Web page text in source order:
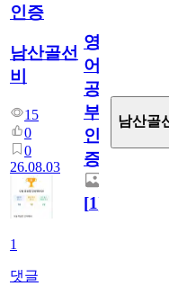
인증
남산골선
비
15
0
0
26.08.03
1
댓글
영
어
공
부
인
증
[1]
남산골